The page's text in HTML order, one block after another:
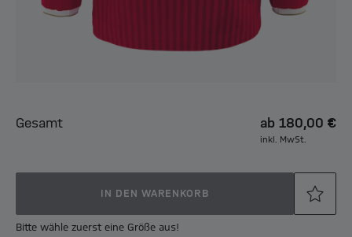
Gesamt ab 180,00 €
inkl. MwSt.
IN DEN WARENKORB
Bitte wähle zuerst eine Größe aus!